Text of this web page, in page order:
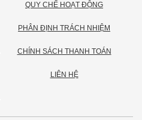
QUY CHẾ HOẠT ĐỘNG
PHÂN ĐỊNH TRÁCH NHIỆM
CHÍNH SÁCH THANH TOÁN
LIÊN HỆ